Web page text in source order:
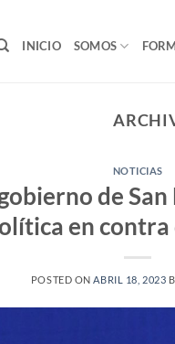
INICIO SOMOS
NOTICIAS
de
en contra
POSTED ONABRIL 18, 2023